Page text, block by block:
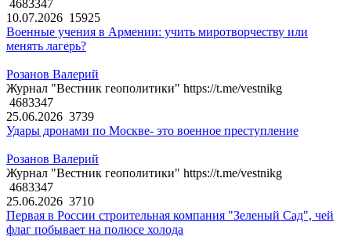
4683347
10.07.2026 15925
Военные учения в Армении: учить миротворчеству или
менять лагерь?
Розанов Валерий
Журнал "Вестник геополитики" https://t.me/vestnikg
4683347
25.06.2026 3739
Удары дронами по Москве- это военное преступление
Розанов Валерий
Журнал "Вестник геополитики" https://t.me/vestnikg
4683347
25.06.2026 3710
Первая в России строительная компания "Зеленый Сад", чей
флаг побывает на полюсе холода